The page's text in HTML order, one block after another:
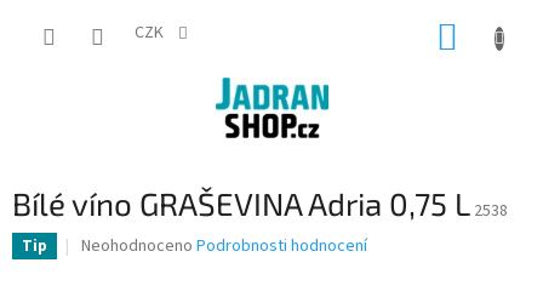
CZK
Bílé víno GRAŠEVINA Adria 0,75 L 2538
Tip
Průměrné
Neohodnoceno Podrobnosti hodnocení